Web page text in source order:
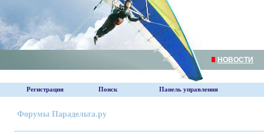
НОВОСТИ
Регистрация Поиск Панель управления
Форумы Парадельта.ру